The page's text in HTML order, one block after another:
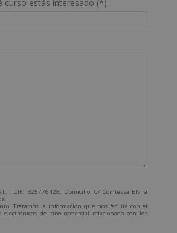
curso estás interesado (*)
, CIF: B25776428, Domicilio: C/ Comtessa Elvira
Tratamos la información que nos facilita con el
de tipo comercial relacionado con los
tipo de productos que fueran de su interés.
Consentimiento del interesado.